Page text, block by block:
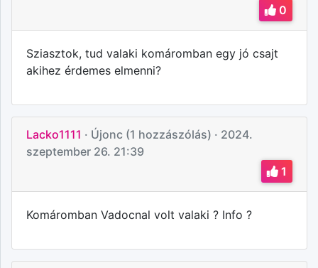
0
Sziasztok, tud valaki komáromban egy jó csajt
akihez érdemes elmenni?
Lacko1111 · Újonc (1 hozzászólás) · 2024.
szeptember 26. 21:39
1
Komáromban Vadocnal volt valaki ? Info ?